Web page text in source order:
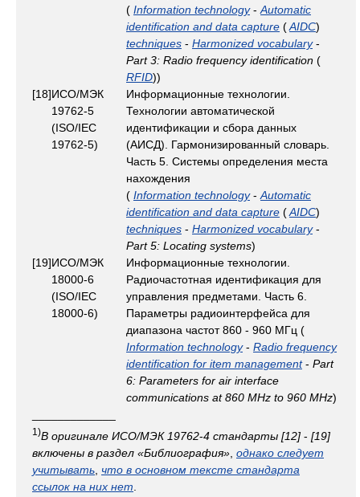
( Information technology- Automatic
identification and data capture (AIDC)
techniques - Harmonized vocabulary-
Part 3: Radio frequency identification (
RFID))
[18]ИСО/МЭК
19762-5
(ISO/IEC
19762-5)
Информационные технологии.
Технологии автоматической
идентификации и сбора данных
(АИСД). Гармонизированный словарь.
Часть 5. Системы определения места
нахождения
( Information technology- Automatic
identification and data capture (AIDC)
techniques - Harmonized vocabulary-
Part 5: Locating systems)
[19]ИСО/МЭК
18000-6
(ISO/IEC
18000-6)
Информационные технологии.
Радиочастотная идентификация для
управления предметами. Часть 6.
Параметры радиоинтерфейса для
диапазона частот 860 - 960 МГц (
Information technology- Radio frequency
identification for item management- Part
6: Parameters for air interface
communications at 860 MHz to 960 MHz)
1)В оригинале ИСО/МЭК 19762-4 стандарты [12] - [19]
включены в раздел «Библиография» однако следует
учитывать что в основном тексте стандарта
ссылок на них нет